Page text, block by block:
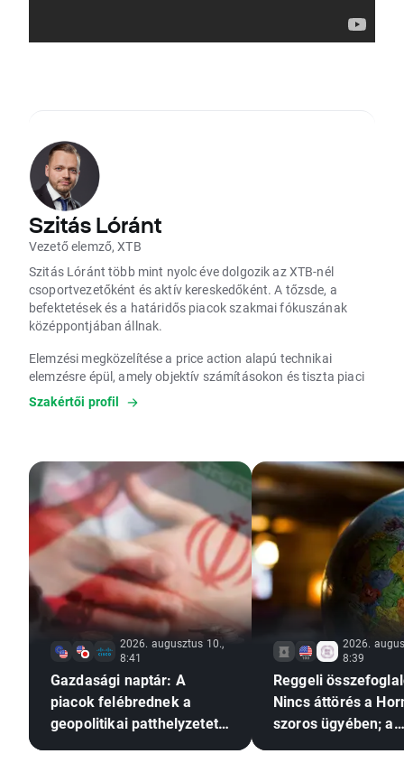
Szitás Lóránt
Vezető elemző, XTB
Szitás Lóránt több mint nyolc éve dolgozik az XTB-nél
csoportvezetőként és aktív kereskedőként. A tőzsde, a
befektetések és a határidős piacok szakmai fókuszának
középpontjában állnak.
Elemzési megközelítése a price action alapú technikai
elemzésre épül, amely objektív számításokon és tiszta piaci
adatokon alapul. EIP képesítéssel rendelkezik, amely az
Európai Unió egyik legmagasabb szintű szakmai minősítése
Célja a tudatos és megalapozott befektetési döntéshozatal
támogatása.
Szakértői profil
2026. augusztus 10.,
8:41
Gazdasági naptár: A
piacok felébrednek a
geopolitikai patthelyzetet
2026.
8:39
Reggeli
Nincs áttörés a
szoros ügyében; a